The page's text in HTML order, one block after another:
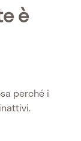
è
perché i